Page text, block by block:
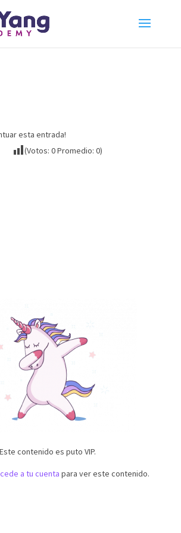
esta entrada!
(Votos: 0Promedio: 0)
Este contenido es puto VIP.
a tu cuenta para ver este contenido.